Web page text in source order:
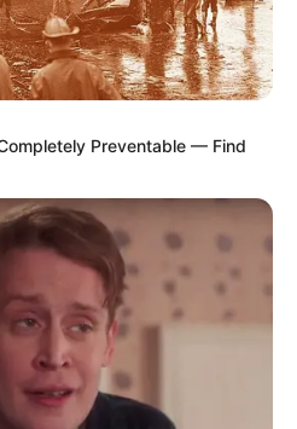
fazem manifestação em
Agentes de saúde fazem grande
Financeiro.
.2022.
informações, analisadas pelo
Saúde e Agentes de Combate às
interditando a Rua Pinheiro
Preventable — Find